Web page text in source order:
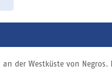
der Westküste von